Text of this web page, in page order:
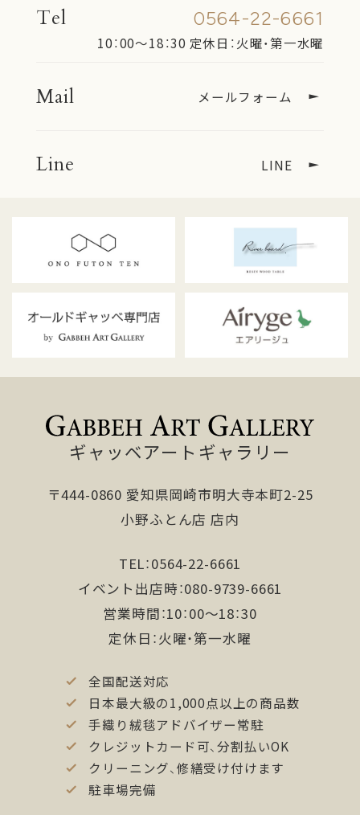
とに対して協力する必要がある際
4.ご本人さまの同意を得ることにより当該事務
5.利用目的の達成に必要な範囲で、個人情報の取
扱いを委託する場合
■クッキーの利用について
ビスの実現を図る場合があります。
クッキーは、お客様が再び当サイトをご利用に
なる際に、当サイトのコンテンツをより便利に
利用していただくためのものであり、 お客様の
プライバシーを侵害したり、お客さまのコン
ピューターへ悪影響を及ぼすことはありませ
ん。
キーが送信される際にその旨表示するよう設定
することができます。 しかし、そうした設定に
より当サイトを快適に利用できない場合があり
ギャッベ美術館株式会社
愛知県岡崎市明大寺本町２−２５
電話番号0564-22-6661
Tel 0564-22-6661
10：00〜18：30 定休日：火曜・第一水曜
Mail メールフォーム
Line LINE
ギャッベアートギャラリー
〒444-0860 愛知県岡崎市明大寺本町2-25
小野ふとん店 店内
TEL：0564-22-6661
イベント出店時：080-9739-6661
営業時間：10：00〜18：30
定休日：火曜・第一水曜
全国配送対応
日本最大級の1,000点以上の商品数
手織り絨毯アドバイザー常駐
クレジットカード可、分割払いOK
クリーニング、修繕受け付けます
駐車場完備